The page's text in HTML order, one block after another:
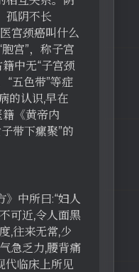
孤阴不长
宫颈癌叫什么
宫”，称子宫
籍中无“子宫颈
“五色带”等症
的认识,早在
《黄帝内
带下瘰聚”的
》中所曰:“妇人
可近,令人面黑
,往来无常,少
急乏力,腰背痛
代临床上所见